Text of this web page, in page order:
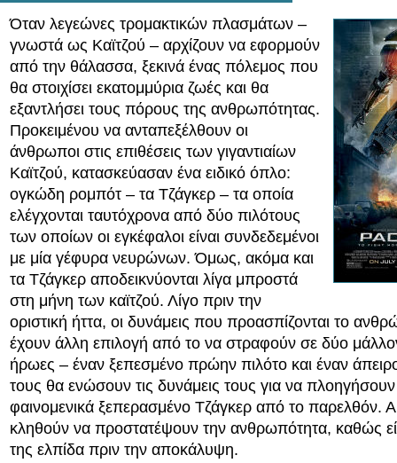
Όταν λεγεώνες τρομακτικών πλασμάτων –
γνωστά ως Καϊτζού – αρχίζουν να εφορμούν
από την θάλασσα, ξεκινά ένας πόλεμος που
θα στοιχίσει εκατομμύρια ζωές και θα
εξαντλήσει τους πόρους της ανθρωπότητας.
Προκειμένου να ανταπεξέλθουν οι
άνθρωποι στις επιθέσεις των γιγαντιαίων
Καϊτζού, κατασκεύασαν ένα ειδικό όπλο:
ογκώδη ρομπότ – τα Τζάγκερ – τα οποία
ελέγχονται ταυτόχρονα από δύο πιλότους
των οποίων οι εγκέφαλοι είναι συνδεδεμένοι
με μία γέφυρα νευρώνων. Όμως, ακόμα και
τα Τζάγκερ αποδεικνύονται λίγα μπροστά
στη μήνη των καϊτζού. Λίγο πριν την
οριστική ήττα, οι δυνάμεις που προασπίζονται το
έχουν άλλη επιλογή από το να στραφούν σε δύο
ήρωες – έναν ξεπεσμένο πρώην πιλότο και έναν
τους θα ενώσουν τις δυνάμεις τους για να πλοηγήσουν
φαινομενικά ξεπερασμένο Τζάγκερ από το παρελθόν.
κληθούν να προστατέψουν την ανθρωπότητα, καθώς
της ελπίδα πριν την αποκάλυψη.